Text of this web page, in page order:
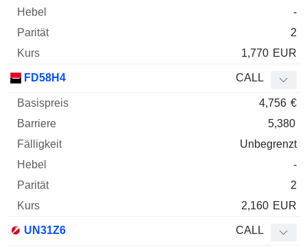
-
2
1,770 EUR
FD58H4 CALL
4,756 €
5,380
Unbegrenzt
-
2
2,160 EUR
UN31Z6 CALL